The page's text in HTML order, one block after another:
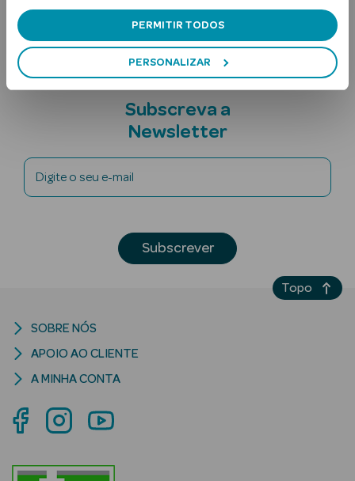
PERMITIR TODOS
PERSONALIZAR
Solares
Criança
Nota adicional
Subscreva a
Newsletter
Digite o seu e-mail
Subscrever
SOBRE NÓS
APOIO AO CLIENTE
A MINHA CONTA
Topo